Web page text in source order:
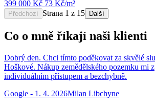
399 000 Kč 73 Kč/m²
Předchozí Strana 1 z 15 Další
Co o mně říkají naši klienti
Dobrý den. Chci tímto poděkovat za skvělé
Hoškové. Nákup zemědělského pozemku mi
individuálním přístupem a bezchybně.
Google - 1. 4. 2026Milan Libchyne